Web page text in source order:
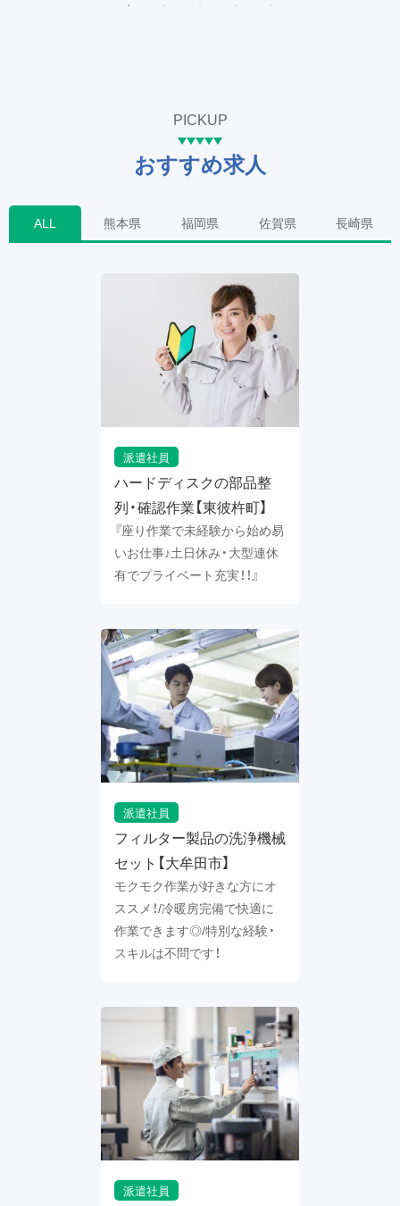
PICKUP
おすすめ求人
ALL 熊本県 福岡県 佐賀県 長崎県
派遣社員
ハードディスクの部品整
列・確認作業【東彼杵町】
『座り作業で未経験から始め易
いお仕事♪土日休み・大型連休
有でプライベート充実！！』
派遣社員
フィルター製品の洗浄機械
セット【大牟田市】
モクモク作業が好きな方にオ
ススメ！/冷暖房完備で快適に
作業できます◎/特別な経験・
スキルは不問です！
派遣社員